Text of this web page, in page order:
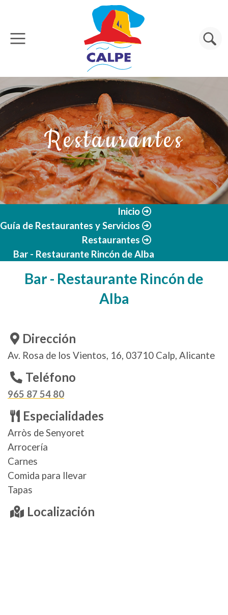
Pasar al contenido principal
Buscar
Restaurantes
Inicio
Guía de Restaurantes y Servicios
Restaurantes
Bar - Restaurante Rincón de Alba
Bar - Restaurante Rincón de
Alba
Dirección
Av. Rosa de los Vientos, 16, 03710 Calp, Alicante
Teléfono
965 87 54 80
Especialidades
Arròs de Senyoret
Arrocería
Carnes
Comida para llevar
Tapas
Localización